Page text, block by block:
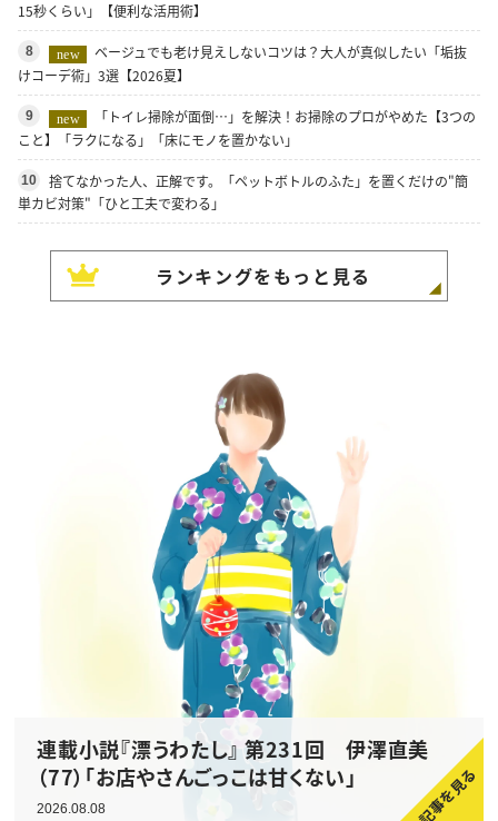
15秒くらい」【便利な活用術】
8 new
ベージュでも老け見えしないコツは？大人が真似したい「垢抜
けコーデ術」3選【2026夏】
9 new
「トイレ掃除が面倒…」を解決！お掃除のプロがやめた【3つの
こと】「ラクになる」「床にモノを置かない」
10
捨てなかった人、正解です。「ペットボトルのふた」を置くだけの"簡
単カビ対策"「ひと工夫で変わる」
ランキングをもっと見る
連載小説『漂うわたし』 第231回 伊澤直美
（77）「お店やさんごっこは甘くない」
2026.08.08